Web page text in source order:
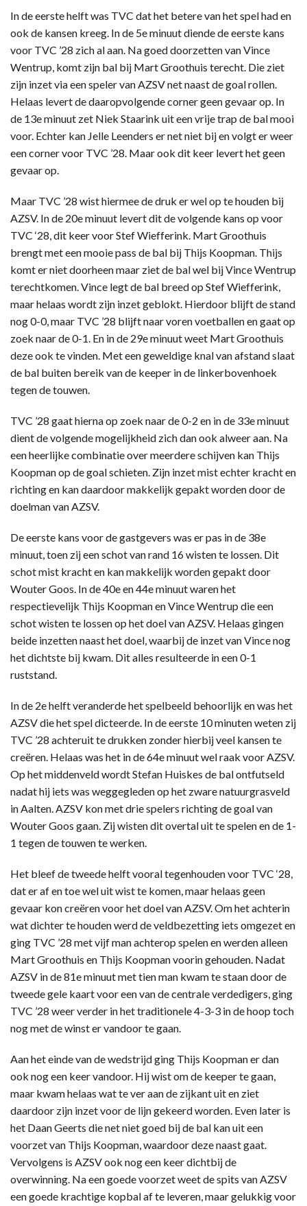
In de eerste helft was TVC dat het betere van het spel had en
ook de kansen kreeg. In de 5e minuut diende de eerste kans
voor TVC ’28 zich al aan. Na goed doorzetten van Vince
Wentrup, komt zijn bal bij Mart Groothuis terecht. Die ziet
zijn inzet via een speler van AZSV net naast de goal rollen.
Helaas levert de daaropvolgende corner geen gevaar op. In
de 13e minuut zet Niek Staarink uit een vrije trap de bal mooi
voor. Echter kan Jelle Leenders er net niet bij en volgt er weer
een corner voor TVC ’28. Maar ook dit keer levert het geen
gevaar op.
Maar TVC ’28 wist hiermee de druk er wel op te houden bij
AZSV. In de 20e minuut levert dit de volgende kans op voor
TVC ‘28, dit keer voor Stef Wiefferink. Mart Groothuis
brengt met een mooie pass de bal bij Thijs Koopman. Thijs
komt er niet doorheen maar ziet de bal wel bij Vince Wentrup
terechtkomen. Vince legt de bal breed op Stef Wiefferink,
maar helaas wordt zijn inzet geblokt. Hierdoor blijft de stand
nog 0-0, maar TVC ’28 blijft naar voren voetballen en gaat op
zoek naar de 0-1. En in de 29e minuut weet Mart Groothuis
deze ook te vinden. Met een geweldige knal van afstand slaat
de bal buiten bereik van de keeper in de linkerbovenhoek
tegen de touwen.
TVC ’28 gaat hierna op zoek naar de 0-2 en in de 33e minuut
dient de volgende mogelijkheid zich dan ook alweer aan. Na
een heerlijke combinatie over meerdere schijven kan Thijs
Koopman op de goal schieten. Zijn inzet mist echter kracht en
richting en kan daardoor makkelijk gepakt worden door de
doelman van AZSV.
De eerste kans voor de gastgevers was er pas in de 38e
minuut, toen zij een schot van rand 16 wisten te lossen. Dit
schot mist kracht en kan makkelijk worden gepakt door
Wouter Goos. In de 40e en 44e minuut waren het
respectievelijk Thijs Koopman en Vince Wentrup die een
schot wisten te lossen op het doel van AZSV. Helaas gingen
beide inzetten naast het doel, waarbij de inzet van Vince nog
het dichtste bij kwam. Dit alles resulteerde in een 0-1
ruststand.
In de 2e helft veranderde het spelbeeld behoorlijk en was het
AZSV die het spel dicteerde. In de eerste 10 minuten weten zij
TVC ’28 achteruit te drukken zonder hierbij veel kansen te
creëren. Helaas was het in de 64e minuut wel raak voor AZSV.
Op het middenveld wordt Stefan Huiskes de bal ontfutseld
nadat hij iets was weggegleden op het zware natuurgrasveld
in Aalten. AZSV kon met drie spelers richting de goal van
Wouter Goos gaan. Zij wisten dit overtal uit te spelen en de 1-
1 tegen de touwen te werken.
Het bleef de tweede helft vooral tegenhouden voor TVC ‘28,
dat er af en toe wel uit wist te komen, maar helaas geen
gevaar kon creëren voor het doel van AZSV. Om het achterin
wat dichter te houden werd de veldbezetting iets omgezet en
ging TVC ’28 met vijf man achterop spelen en werden alleen
Mart Groothuis en Thijs Koopman voorin gehouden. Nadat
AZSV in de 81e minuut met tien man kwam te staan door de
tweede gele kaart voor een van de centrale verdedigers, ging
TVC ’28 weer verder in het traditionele 4-3-3 in de hoop toch
nog met de winst er vandoor te gaan.
Aan het einde van de wedstrijd ging Thijs Koopman er dan
ook nog een keer vandoor. Hij wist om de keeper te gaan,
maar kwam helaas wat te ver aan de zijkant uit en ziet
daardoor zijn inzet voor de lijn gekeerd worden. Even later is
het Daan Geerts die net niet goed bij de bal kan uit een
voorzet van Thijs Koopman, waardoor deze naast gaat.
Vervolgens is AZSV ook nog een keer dichtbij de
overwinning. Na een goede voorzet weet de spits van AZSV
een goede krachtige kopbal af te leveren, maar gelukkig voor